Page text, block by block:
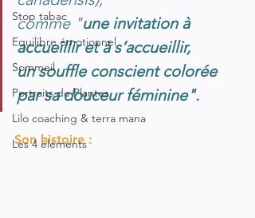
Stop tabac
Equilibre émotionnel
Sommeil
Portraits de Plantes
Lilo coaching & terra mana
Les 4 éléments
comme "une invitation à
accueillir et à s’accueillir,
un souffle conscient colorée
par sa douceur féminine".
Son histoire :